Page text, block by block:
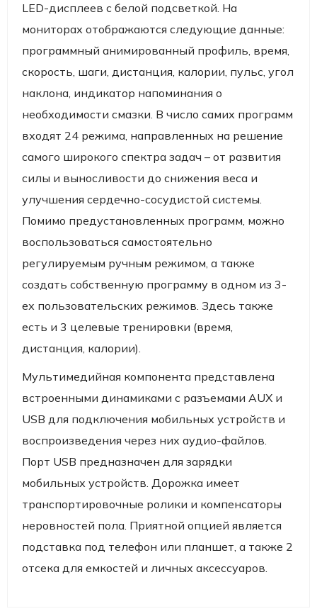
LED-дисплеев с белой подсветкой. На
мониторах отображаются следующие данные:
программный анимированный профиль, время,
скорость, шаги, дистанция, калории, пульс, угол
наклона, индикатор напоминания о
необходимости смазки. В число самих программ
входят 24 режима, направленных на решение
самого широкого спектра задач – от развития
силы и выносливости до снижения веса и
улучшения сердечно-сосудистой системы.
Помимо предустановленных программ, можно
воспользоваться самостоятельно
регулируемым ручным режимом, а также
создать собственную программу в одном из 3-
ех пользовательских режимов. Здесь также
есть и 3 целевые тренировки (время,
дистанция, калории).
Мультимедийная компонента представлена
встроенными динамиками с разъемами AUX и
USB для подключения мобильных устройств и
воспроизведения через них аудио-файлов.
Порт USB предназначен для зарядки
мобильных устройств. Дорожка имеет
транспортировочные ролики и компенсаторы
неровностей пола. Приятной опцией является
подставка под телефон или планшет, а также 2
отсека для емкостей и личных аксессуаров.